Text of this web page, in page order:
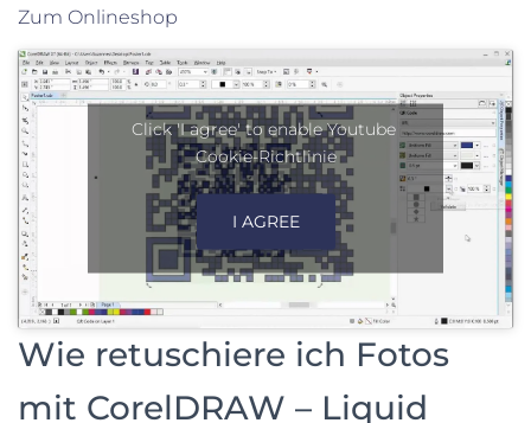
Zum Onlineshop
Click 'I agree' to enable Youtube
Cookie-Richtlinie
I AGREE
Wie retuschiere ich Fotos
mit CorelDRAW – Liquid